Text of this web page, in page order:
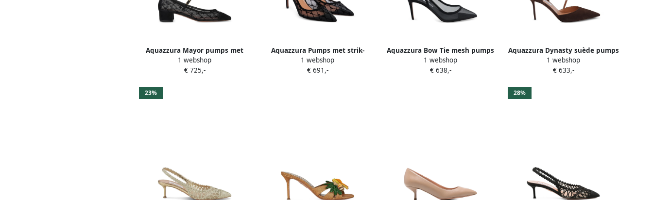
Aquazzura Mayor pumps met
mesh Wit
1 webshop
€ 725,-
Aquazzura Pumps met strik-
borduurwerk Wit
1 webshop
€ 691,-
Aquazzura Bow Tie mesh pumps
Zwart
1 webshop
€ 638,-
Aquazzura Dynasty suède pumps
Bruin
1 webshop
€ 633,-
23% 28%